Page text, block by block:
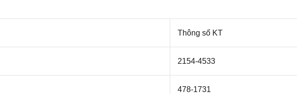
Thông số KT
2154-4533
478-1731